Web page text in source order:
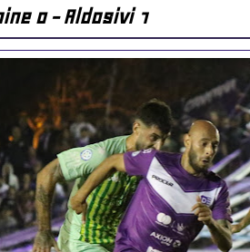
0 - Aldosivi 1